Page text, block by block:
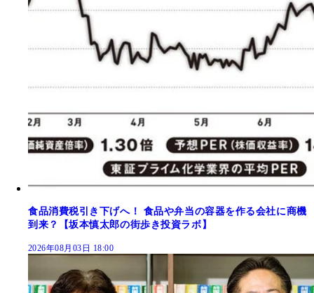
食品消費税引き下げへ！ 食品や弁当の容器を作る会社に商機
到来？【坂本慎太郎の街歩き投資ラボ】
2026年08月03日 18:00